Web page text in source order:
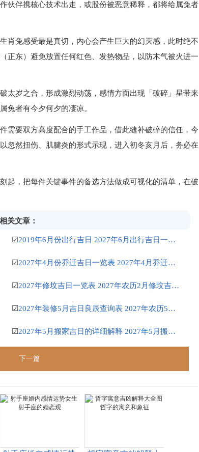
伙伴携核心技术出走，或股份被恶意稀释，都将给属兔者
肖兔感受最是真切，内心会产生巨大的幻灭感，此时绝不
正东）避免放置任何红色、发热物品，以防木气被火进一
太岁之合，形成激烈动荡，感情方面出现「破碎」星带来
兔者有今夕何夕的凄凉。
需要双方高度配合的手工作品，借此缝补破碎的信任，今
忽然扭伤、肌腱炎的形式示现，进入初冬亥月后，务必在
起，把每件关键事件的备选方法做成可视化的清单，在破
关文章：
☑ 2019年6月份出行吉日 2027年6月出行吉日一览表
☑ 2027年4月份乔迁吉日一览表 2027年4月乔迁吉日吉时查询
☑ 2027年修坟吉日一览表 2027年农历2月修坟吉日一览表
☑ 2027年装修5月吉日良辰查询表 2027年农历5月装修吉日一览表
☑ 2027年5月搬家吉日的详细解释 2027年5月搬家吉日吉时查询
下一篇